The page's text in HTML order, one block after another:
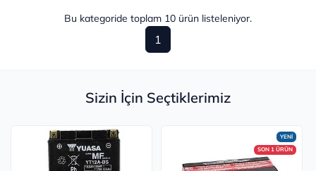
Bu kategoride toplam 10 ürün listeleniyor.
1
Sizin İçin Seçtiklerimiz
YENİ
SON 1 ÜRÜN